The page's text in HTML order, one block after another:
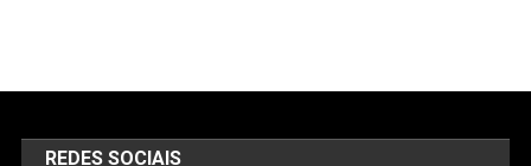
REDES SOCIAIS